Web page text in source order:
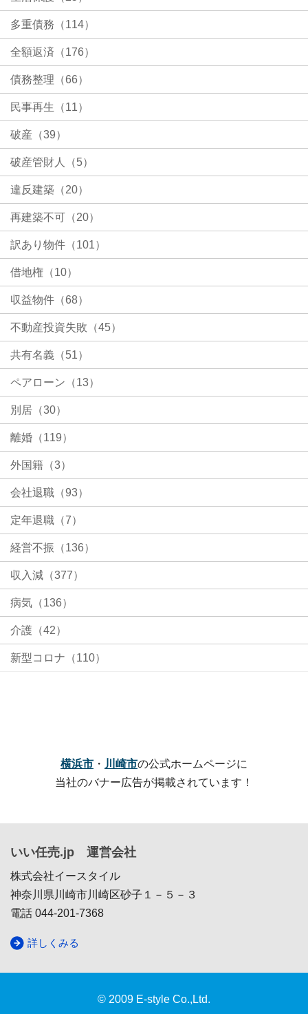
多重債務（114）
全額返済（176）
債務整理（66）
民事再生（11）
破産（39）
破産管財人（5）
違反建築（20）
再建築不可（20）
訳あり物件（101）
借地権（10）
収益物件（68）
不動産投資失敗（45）
共有名義（51）
ペアローン（13）
別居（30）
離婚（119）
外国籍（3）
会社退職（93）
定年退職（7）
経営不振（136）
収入減（377）
病気（136）
介護（42）
新型コロナ（110）
横浜市 ・ 川崎市の公式ホームページに
当社のバナー広告が掲載されています！
いい任売.jp 運営会社
株式会社イースタイル
神奈川県川崎市川崎区砂子１－５－３
電話 044-201-7368
詳しくみる
© 2009 E-style Co.,Ltd.